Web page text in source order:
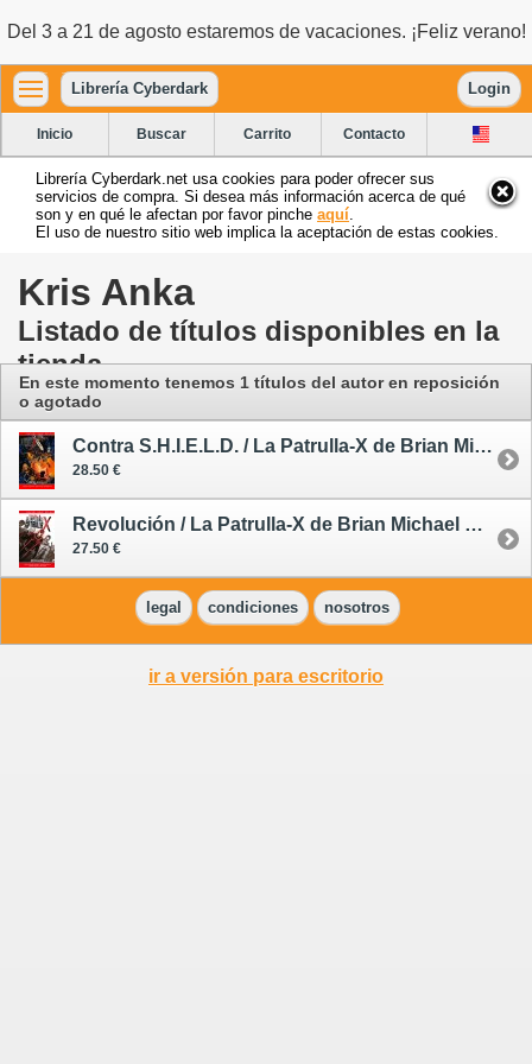
Del 3 a 21 de agosto estaremos de vacaciones. ¡Feliz verano!
Librería Cyberdark Login
Inicio Buscar Carrito Contacto
Librería Cyberdark.net usa cookies para poder ofrecer sus
servicios de compra. Si desea más información acerca de qué
son y en qué le afectan por favor pinche aquí
El uso de nuestro sitio web implica la aceptación de estas cookies.
Kris Anka
Listado de títulos disponibles en la
tienda
En este momento tenemos 1 títulos del autor en reposición
o agotado
Contra S.H.I.E.L.D. / La Patrulla-X de Brian Michael Bendis 5 - cómic
28.50 €
Revolución / La Patrulla-X de Brian Michael Bendis 2 - cómic
27.50 €
legal condiciones nosotros
ir a versión para escritorio